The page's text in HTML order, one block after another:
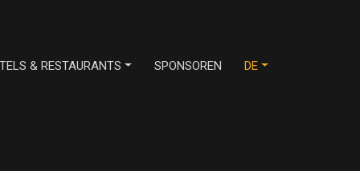
& RESTAURANTS SPONSOREN DE